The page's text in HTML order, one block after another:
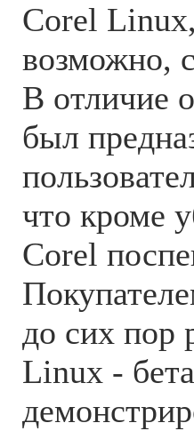
Corel
возможно,
В отличие
был
что кроме
Corel
до сих пор
Linux -